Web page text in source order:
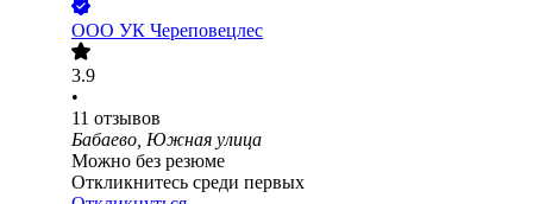
ООО УК Череповецлес
3.9
•
11 отзывов
Бабаево, Южная улица
Можно без резюме
Откликнитесь среди первых